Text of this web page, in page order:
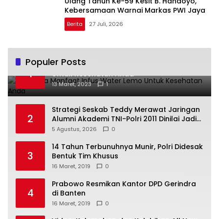
Kebersamaan Warnai Markas PWI Jaya
Berita 27 Juli, 2026
Populer Posts
1
Beberapa Manfaat Infus Water Lemo
Untuk Kesehatan Anda
13 Maret, 2023 1
2
Strategi Seskab Teddy Merawat Jaringan
Alumni Akademi TNI-Polri 2011 Dinilai Jadi
“Masterclass” Membangun Loyalitas
5 Agustus, 2026 0
3
14 Tahun Terbunuhnya Munir, Polri Didesak
Bentuk Tim Khusus
16 Maret, 2019 0
4
Prabowo Resmikan Kantor DPD Gerindra
di Banten
16 Maret, 2019 0